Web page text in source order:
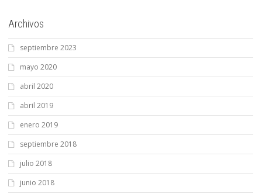
Archivos
septiembre 2023
mayo 2020
abril 2020
abril 2019
enero 2019
septiembre 2018
julio 2018
junio 2018